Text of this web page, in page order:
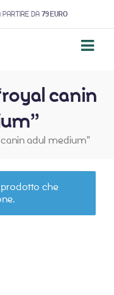
PARTIRE DA 79 EURO
canin
adul medium”
che